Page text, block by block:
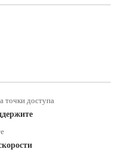
точки доступа